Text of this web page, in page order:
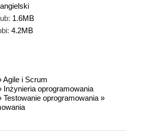
angielski
1.6MB
4.2MB
Agile i Scrum
Inżynieria oprogramowania
Testowanie oprogramowania »